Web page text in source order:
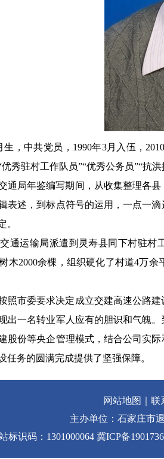
生，中共党员，1990年3月入伍，
秀驻村工作队员”“优秀公务员”“抗
通局年鉴编写期间，从收集整理各
表述，到标点符号的运用，一点一
。
通运输局派遣到灵寿县同下村驻
木2000余棵，组织硬化了村道4万
照市委要求决定成立交建高速公路
出一名转业军人应有的胆识和气魄
股份等央企管理模式，结合公司实
任务的圆满完成提供了坚强保障。